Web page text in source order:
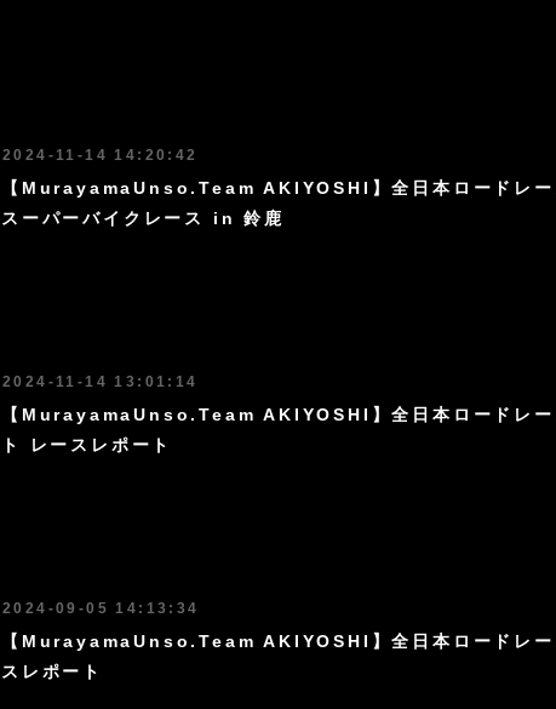
2024-11-14 14:20:42
【MurayamaUnso.Team AKIYOSHI】全日本ロードレー
スーパーバイクレース in 鈴鹿
2024-11-14 13:01:14
【MurayamaUnso.Team AKIYOSHI】全日本ロードレ
ト レースレポート
2024-09-05 14:13:34
【MurayamaUnso.Team AKIYOSHI】全日本ロードレ
スレポート